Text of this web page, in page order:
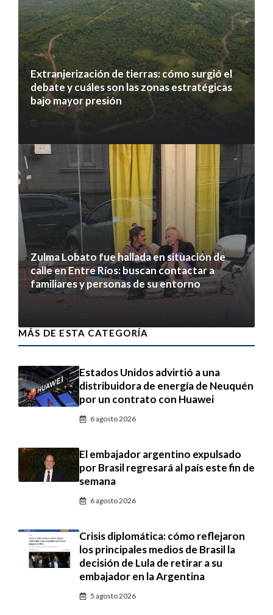
Extranjerización de tierras: cómo surgió el
debate y cuáles son las zonas estratégicas
bajo mayor presión
Zulma Lobato fue hallada en situación de
calle en Entre Ríos: buscan contactar a
familiares y personas de su entorno
MÁS DE ESTA CATEGORÍA
Estados Unidos advirtió a una
distribuidora de energía de Neuquén
por un contrato con Huawei
6 agosto 2026
El embajador argentino expulsado
por Brasil regresará al país este fin de
semana
6 agosto 2026
Crisis diplomática: cómo reflejaron
los principales medios de Brasil la
decisión de Lula de retirar a su
embajador en la Argentina
5 agosto 2026